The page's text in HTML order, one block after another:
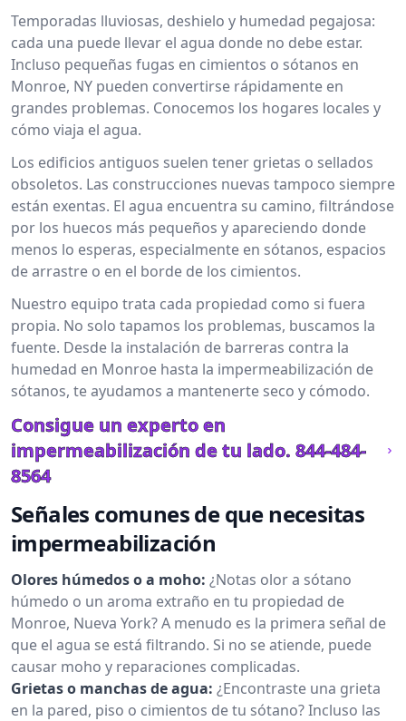
Temporadas lluviosas, deshielo y humedad pegajosa:
cada una puede llevar el agua donde no debe estar.
Incluso pequeñas fugas en cimientos o sótanos en
Monroe, NY pueden convertirse rápidamente en
grandes problemas. Conocemos los hogares locales y
cómo viaja el agua.
Los edificios antiguos suelen tener grietas o sellados
obsoletos. Las construcciones nuevas tampoco siempre
están exentas. El agua encuentra su camino, filtrándose
por los huecos más pequeños y apareciendo donde
menos lo esperas, especialmente en sótanos, espacios
de arrastre o en el borde de los cimientos.
Nuestro equipo trata cada propiedad como si fuera
propia. No solo tapamos los problemas, buscamos la
fuente. Desde la instalación de barreras contra la
humedad en Monroe hasta la impermeabilización de
sótanos, te ayudamos a mantenerte seco y cómodo.
Consigue un experto en
impermeabilización de tu lado. 844-484-
8564
Señales comunes de que necesitas
impermeabilización
Olores húmedos o a moho: ¿Notas olor a sótano
húmedo o un aroma extraño en tu propiedad de
Monroe, Nueva York? A menudo es la primera señal de
que el agua se está filtrando. Si no se atiende, puede
causar moho y reparaciones complicadas.
Grietas o manchas de agua: ¿Encontraste una grieta
en la pared, piso o cimientos de tu sótano? Incluso las